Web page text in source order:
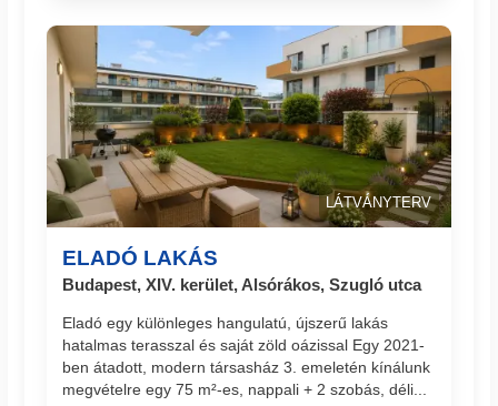
LÁTVÁNYTERV
ELADÓ LAKÁS
Budapest, XIV. kerület, Alsórákos, Szugló utca
Eladó egy különleges hangulatú, újszerű lakás
hatalmas terasszal és saját zöld oázissal Egy 2021-
ben átadott, modern társasház 3. emeletén kínálunk
megvételre egy 75 m²-es, nappali + 2 szobás, déli...